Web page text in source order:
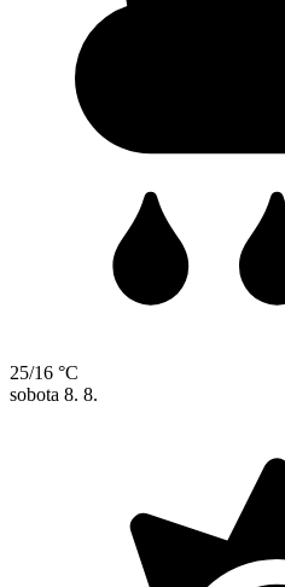
25/16 °C
sobota 8. 8.